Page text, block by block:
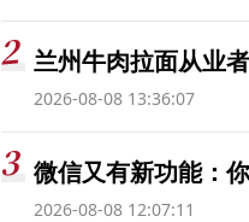
兰州牛肉拉面从业
2026-08-08 13:36:07
微信又有新功能：
2026-08-08 12:07:11